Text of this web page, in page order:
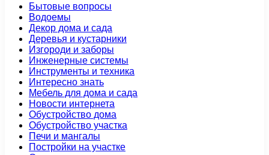
Бытовые вопросы
Водоемы
Декор дома и сада
Деревья и кустарники
Изгороди и заборы
Инженерные системы
Инструменты и техника
Интересно знать
Мебель для дома и сада
Новости интернета
Обустройство дома
Обустройство участка
Печи и мангалы
Постройки на участке